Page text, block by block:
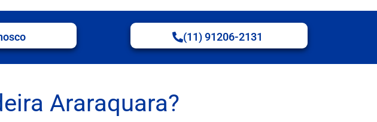
(11) 91206-2131
Araraquara?